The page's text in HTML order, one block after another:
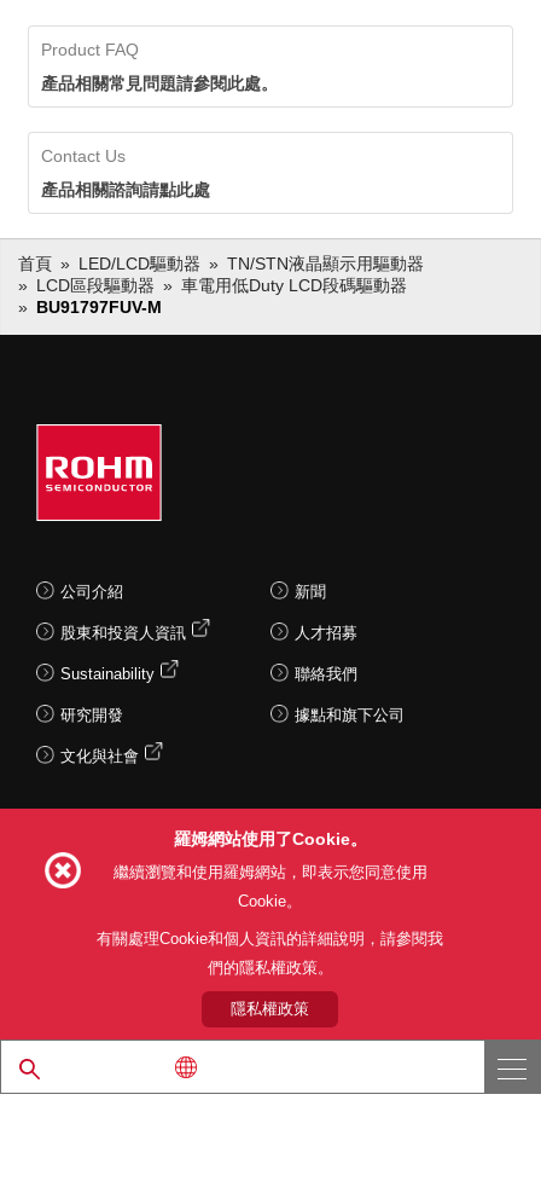
Product FAQ
產品相關常見問題請參閱此處。
Contact Us
產品相關諮詢請點此處
首頁 LED/LCD驅動器
TN/STN液晶顯示用驅動器
LCD區段驅動器
車電用低Duty LCD段碼驅動器
BU91797FUV-M
公司介紹
股東和投資人資訊
Sustainability
研究開發
文化與社會
新聞
人才招募
聯絡我們
據點和旗下公司
利用目的 隱私權政策
關於本公司產品銷售之標準條款(PDF)
© 1997 - 2026 ROHM CO., LTD. ALL RIGHTS RESERVED.
羅姆網站使用了Cookie。
繼續瀏覽和使用羅姆網站，即表示您同意使用
Cookie。
有關處理Cookie和個人資訊的詳細說明，請參閱我
們的隱私權政策。
隱私權政策